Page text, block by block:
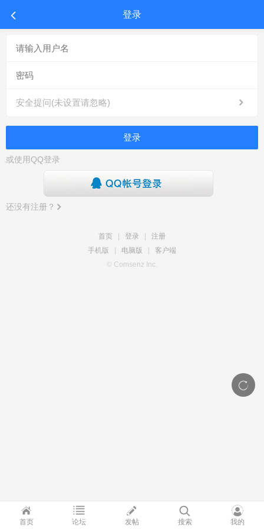
登录
安全提问(未设置请忽略)
登录
或使用QQ登录
还没有注册？
首页 登录
注册
手机版
电脑版
客户端
© Comsenz Inc.
首页 论坛 发帖 搜索 我的